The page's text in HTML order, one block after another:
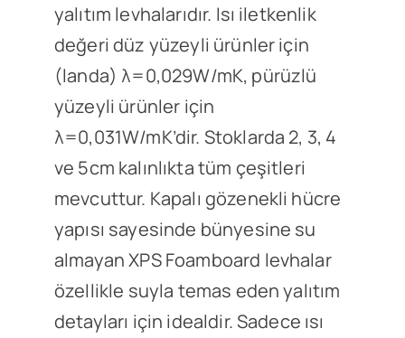
yalıtım levhalarıdır. Isı iletkenlik
değeri düz yüzeyli ürünler için
(landa) λ=0,029W/mK, pürüzlü
yüzeyli ürünler için
λ=0,031W/mK’dir. Stoklarda 2, 3, 4
ve 5cm kalınlıkta tüm çeşitleri
mevcuttur. Kapalı gözenekli hücre
yapısı sayesinde bünyesine su
almayan XPS Foamboard levhalar
özellikle suyla temas eden yalıtım
detayları için idealdir. Sadece ısı